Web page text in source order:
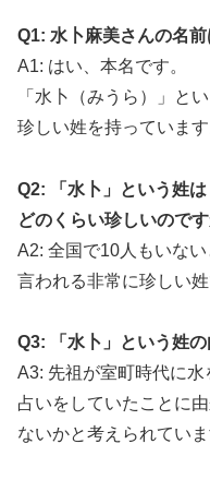
Q1: 水卜麻美さんの名
A1: はい、本名です。
「水卜（みうら）」とい
珍しい姓を持っています
Q2: 「水卜」という姓は
どのくらい珍しいのです
A2: 全国で10人もいない
言われる非常に珍しい姓
Q3: 「水卜」という姓
A3: 先祖が室町時代に水
占いをしていたことに
ないかと考えられていま